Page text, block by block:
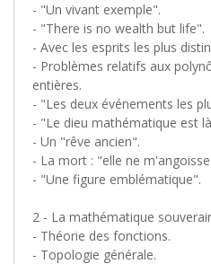
- "Un vivant exemple".
- "There is no wealth but life".
- Avec les esprits les plus
- Problèmes relatifs aux
entières.
- "Les deux événements les
- "Le dieu mathématique est
- Un "rêve ancien".
- La mort : "elle ne
- "Une figure emblématique".
2 - La mathématique
- Théorie des fonctions.
- Topologie générale.